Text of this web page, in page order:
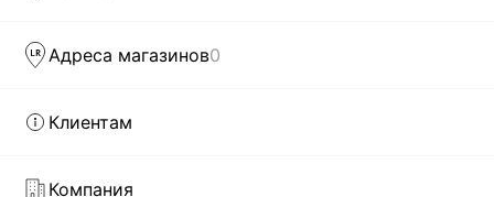
Адреса магазинов0
Клиентам
Компания